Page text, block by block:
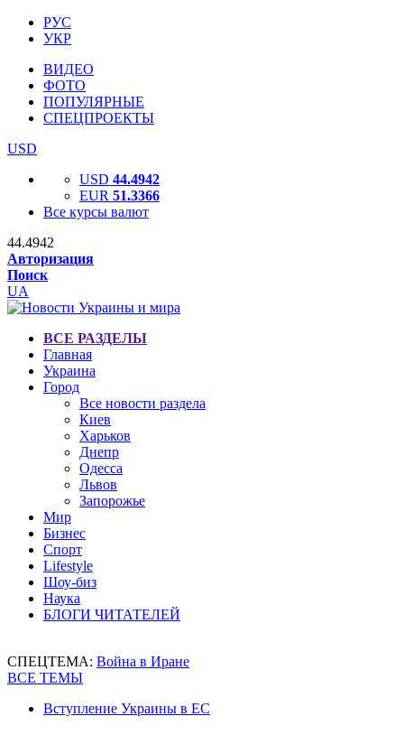
РУС
УКР
ВИДЕО
ФОТО
ПОПУЛЯРНЫЕ
СПЕЦПРОЕКТЫ
USD
USD 44.4942
EUR 51.3366
Все курсы валют
44.4942
Авторизация
Поиск
UA
ВСЕ РАЗДЕЛЫ
Главная
Украина
Город
Все новости раздела
Киев
Харьков
Днепр
Одесса
Львов
Запорожье
Мир
Бизнес
Спорт
Lifestyle
Шоу-биз
Наука
БЛОГИ ЧИТАТЕЛЕЙ
СПЕЦТЕМА: Война в Иране
ВСЕ ТЕМЫ
Вступление Украины в ЕС